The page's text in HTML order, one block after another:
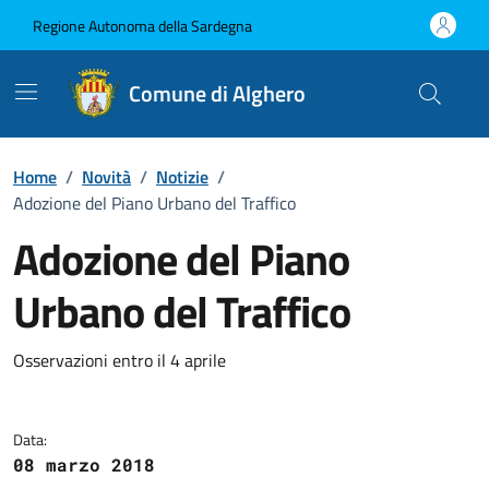
Regione Autonoma della Sardegna
Comune di Alghero
Home / Novità / Notizie /
Adozione del Piano Urbano del Traffico
Adozione del Piano
Urbano del Traffico
Dettagli della notizia
Osservazioni entro il 4 aprile
Data:
08 marzo 2018